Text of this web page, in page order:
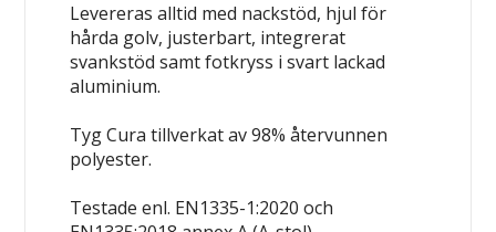
Levereras alltid med nackstöd, hjul för
hårda golv, justerbart, integrerat
svankstöd samt fotkryss i svart lackad
aluminium.
Tyg Cura tillverkat av 98% återvunnen
polyester.
Testade enl. EN1335-1:2020 och